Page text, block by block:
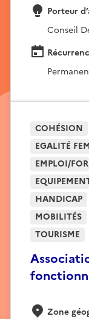
Porteur
Conseil
COHÉSION
EGALITÉ
EMPLOI/
HANDICAP
MOBILITÉS
TOURISME
Zone